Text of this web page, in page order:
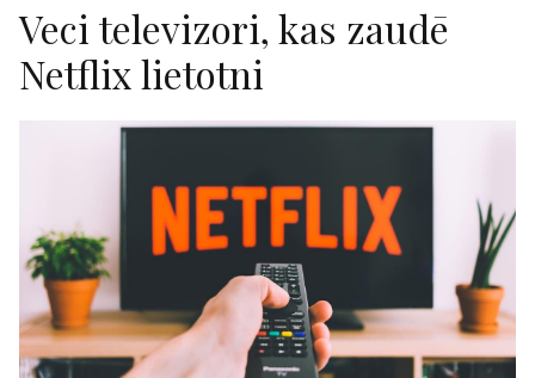
Veci televizori, kas zaudē
Netflix lietotni